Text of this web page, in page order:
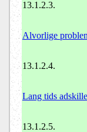
13.1.2.3.
Alvorlige
13.1.2.4.
Lang tids
13.1.2.5.